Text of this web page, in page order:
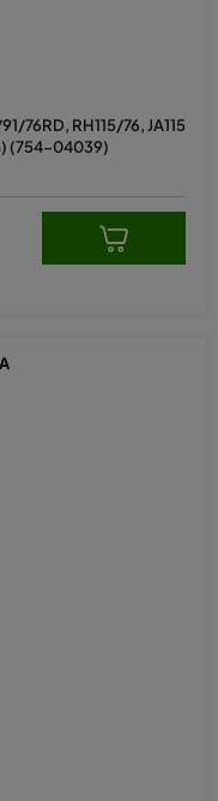
76RD, RH115/76, JA115
(754-04039)